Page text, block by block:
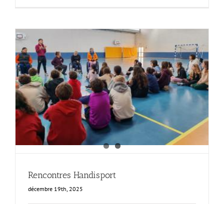
Rencontres Handisport
décembre 19th, 2025